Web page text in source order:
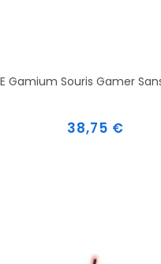
Gamium Souris Gamer
Prix
38,75 €